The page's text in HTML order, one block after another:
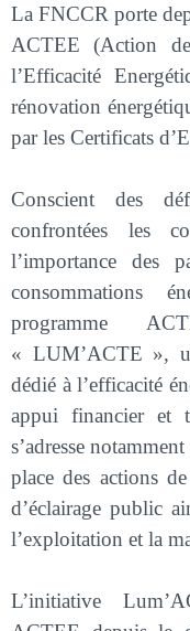
La FNCCR porte
ACTEE (Action
l’Efficacité
rénovation
par les Certificats
Conscient des
confrontées les
l’importance des
consommations
programme
« LUM’ACTE »,
dédié à l’efficacité
appui financier et
s’adresse
place des actions
d’éclairage public
l’exploitation et la
L’initiative